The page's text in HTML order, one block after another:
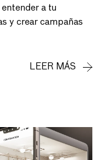
a tu
y crear campañas
LEER MÁS